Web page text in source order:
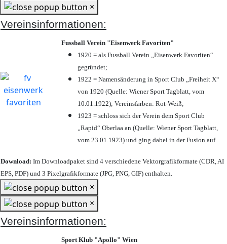
×
Vereinsinformationen:
Fussball Verein "Eisenwerk Favoriten"
1920 = als Fussball Verein „Eisenwerk Favoriten“
gegründet;
1922 = Namensänderung in Sport Club „Freiheit X“
von 1920 (Quelle: Wiener Sport Tagblatt, vom
10.01.1922); Vereinsfarben: Rot-Weiß;
1923 = schloss sich der Verein dem Sport Club
„Rapid“ Oberlaa an (Quelle: Wiener Sport Tagblatt,
vom 23.01.1923) und ging dabei in der Fusion auf
Download: Im Downloadpaket sind 4 verschiedene Vektorgrafikformate (CDR, AI
EPS, PDF) und 3 Pixelgrafikformate (JPG, PNG, GIF) enthalten.
×
×
Vereinsinformationen:
Sport Klub "Apollo" Wien